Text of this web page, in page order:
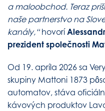
a maloobchod. Teraz
naše partnerstvo na
kanály,“ hovorí
prezident společnosti
Od 19. apríla 2026 sa
skupiny Mattoni 1873
automatov, stáva
kávových produktov